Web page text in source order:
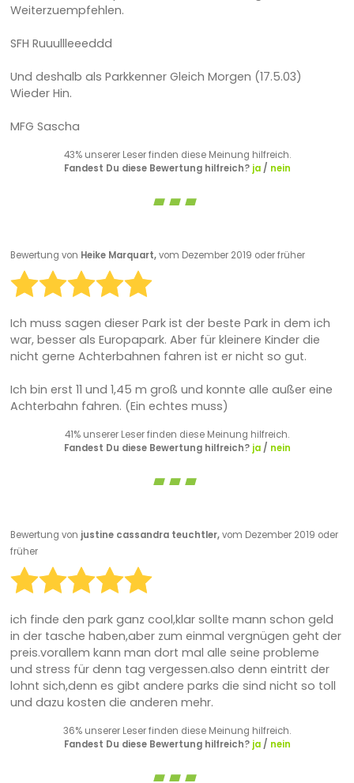
Weiterzuempfehlen.
SFH Ruuullleeeddd
Und deshalb als Parkkenner Gleich Morgen (17.5.03)
Wieder Hin.
MFG Sascha
43% unserer Leser finden diese Meinung hilfreich.
Fandest Du diese Bewertung hilfreich? ja/ nein
Bewertung von Heike Marquart,vom Dezember 2019 oder früher
Ich muss sagen dieser Park ist der beste Park in dem ich
war, besser als Europapark. Aber für kleinere Kinder die
nicht gerne Achterbahnen fahren ist er nicht so gut.
Ich bin erst 11 und 1,45 m groß und konnte alle außer eine
Achterbahn fahren. (Ein echtes muss)
41% unserer Leser finden diese Meinung hilfreich.
Fandest Du diese Bewertung hilfreich? ja/ nein
Bewertung von justine cassandra teuchtler,vom Dezember 2019 oder
früher
ich finde den park ganz cool,klar sollte mann schon geld
in der tasche haben,aber zum einmal vergnügen geht der
preis.vorallem kann man dort mal alle seine probleme
und stress für denn tag vergessen.also denn eintritt der
lohnt sich,denn es gibt andere parks die sind nicht so toll
und dazu kosten die anderen mehr.
36% unserer Leser finden diese Meinung hilfreich.
Fandest Du diese Bewertung hilfreich? ja/ nein